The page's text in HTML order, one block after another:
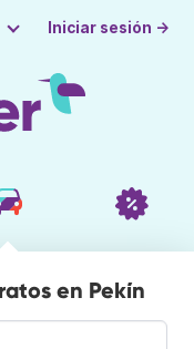
Iniciar sesión →
en Pekín